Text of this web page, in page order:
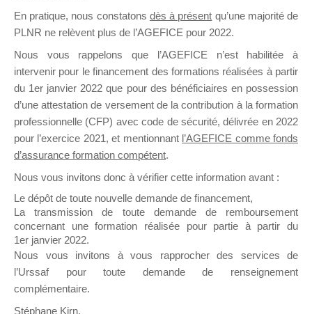
il y a un mois
Ce groupe est destiné aux Organismes de
Formation qui souhaitent répondre à l’Appel à
Propositions Mallette du Dirigeant.
Ce groupe propose un forum dédié au support
sur lequel il est possible de laisser un message
ou poser une question.
NB : Il est nécessaire d’être
pouvoir rejoindre ce groupe
En pratique, nous constatons dès à présent qu’une majorité de
PLNR ne relèvent plus de l’AGEFICE pour 2022.
Nous vous rappelons que l’AGEFICE n’est habilitée à
intervenir pour le financement des formations réalisées à partir
du 1er janvier 2022 que pour des bénéficiaires en possession
d’une attestation de versement de la contribution à la formation
professionnelle (CFP) avec code de sécurité, délivrée en 2022
pour l’exercice 2021, et mentionnant l’AGEFICE comme fonds
d’assurance formation compétent.
Nous vous invitons donc à vérifier cette information avant :
Le dépôt de toute nouvelle demande de financement,
La transmission de toute demande de remboursement
concernant une formation réalisée pour partie à partir du
1er janvier 2022.
Nous vous invitons à vous rapprocher des services de
l’Urssaf pour toute demande de renseignement
complémentaire.
Stéphane Kirn,